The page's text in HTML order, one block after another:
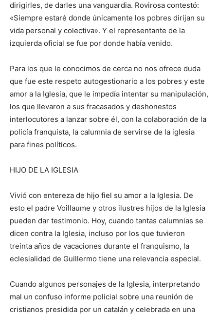
dirigirles, de darles una vanguardia. Rovirosa contestó:
«Siempre estaré donde únicamente los pobres dirijan su
vida personal y colectiva». Y el representante de la
izquierda oficial se fue por donde había venido.
Para los que le conocimos de cerca no nos ofrece duda
que fue este respeto autogestionario a los pobres y este
amor a la Iglesia, que le impedía intentar su manipulación,
los que llevaron a sus fracasados y deshonestos
interlocutores a lanzar sobre él, con la colaboración de la
policía franquista, la calumnia de servirse de la iglesia
para fines políticos.
HIJO DE LA IGLESIA
Vivió con entereza de hijo fiel su amor a la Iglesia. De
esto el padre Voillaume y otros ilustres hijos de la Iglesia
pueden dar testimonio. Hoy, cuando tantas calumnias se
dicen contra la Iglesia, incluso por los que tuvieron
treinta años de vacaciones durante el franquismo, la
eclesialidad de Guillermo tiene una relevancia especial.
Cuando algunos personajes de la Iglesia, interpretando
mal un confuso informe policial sobre una reunión de
cristianos presidida por un catalán y celebrada en una